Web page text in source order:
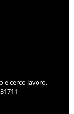
e cerco lavoro,